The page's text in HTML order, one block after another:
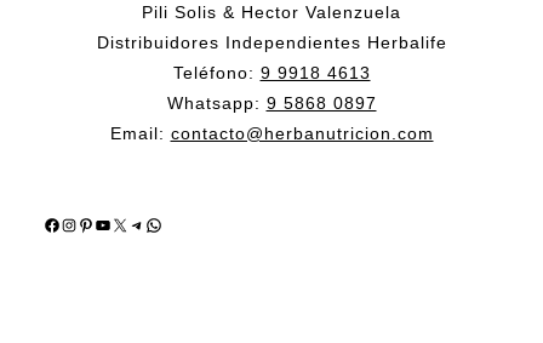
Pili Solis & Hector Valenzuela
Distribuidores Independientes Herbalife
Teléfono: 9 9918 4613
Whatsapp: 9 5868 0897
Email: contacto@herbanutricion.com
Facebook
Instagram
Pinterest
YouTube
X Telegram
WhatsApp